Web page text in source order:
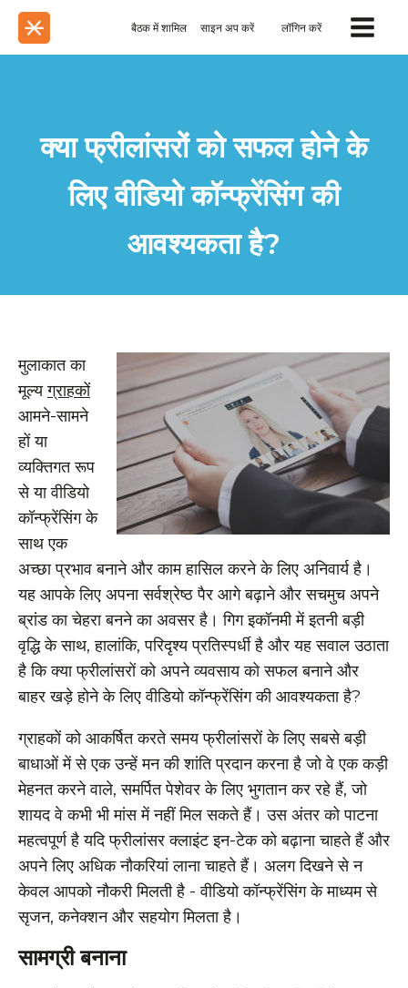
बैठक में शामिल साइन अप करें लॉगिन करें
क्या फ्रीलांसरों को सफल होने के
लिए वीडियो कॉन्फ्रेंसिंग की
आवश्यकता है?
मुलाकात का
मूल्यग्राहकों
आमने-सामने
हों या
व्यक्तिगत रूप
से या वीडियो
कॉन्फ्रेंसिंग के
साथ एक
अच्छा प्रभाव बनाने और काम हासिल करने के लिए अनिवार्य है।
यह आपके लिए अपना सर्वश्रेष्ठ पैर आगे बढ़ाने और सचमुच अपने
ब्रांड का चेहरा बनने का अवसर है। गिग इकॉनमी में इतनी बड़ी
वृद्धि के साथ, हालांकि, परिदृश्य प्रतिस्पर्धी है और यह सवाल उठाता
है कि क्या फ्रीलांसरों को अपने व्यवसाय को सफल बनाने और
बाहर खड़े होने के लिए वीडियो कॉन्फ्रेंसिंग की आवश्यकता है?
ग्राहकों को आकर्षित करते समय फ्रीलांसरों के लिए सबसे बड़ी
बाधाओं में से एक उन्हें मन की शांति प्रदान करना है जो वे एक कड़ी
मेहनत करने वाले, समर्पित पेशेवर के लिए भुगतान कर रहे हैं, जो
शायद वे कभी भी मांस में नहीं मिल सकते हैं। उस अंतर को पाटना
महत्वपूर्ण है यदि फ्रीलांसर क्लाइंट इन-टेक को बढ़ाना चाहते हैं और
अपने लिए अधिक नौकरियां लाना चाहते हैं। अलग दिखने से न
केवल आपको नौकरी मिलती है - वीडियो कॉन्फ्रेंसिंग के माध्यम से
सृजन, कनेक्शन और सहयोग मिलता है।
सामग्री बनाना